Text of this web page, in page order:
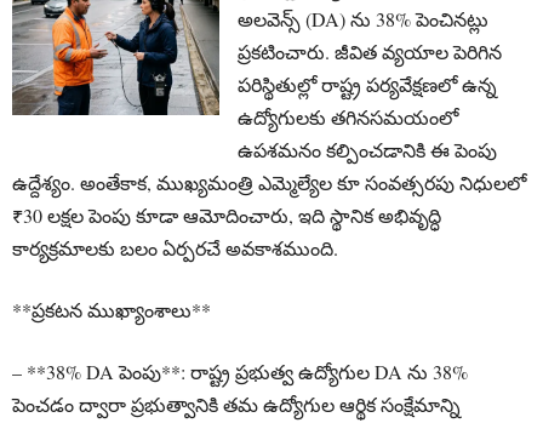
అలవెన్స్ (DA) ను 38% పెంచినట్లు
ప్రకటించారు. జీవిత వ్యయాల పెరిగిన
పరిస్థితుల్లో రాష్ట్ర పర్యవేక్షణలో ఉన్న
ఉద్యోగులకు తగినసమయంలో
ఉపశమనం కల్పించడానికి ఈ పెంపు
ఉద్దేశ్యం. అంతేకాక, ముఖ్యమంత్రి ఎమ్మెల్యేల కూ సంవత్సరపు నిధులలో
₹30 లక్షల పెంపు కూడా ఆమోదించారు, ఇది స్థానిక అభివృద్ధి
కార్యక్రమాలకు బలం ఏర్పరచే అవకాశముంది.
**ప్రకటన ముఖ్యాంశాలు**
– **38% DA పెంపు**: రాష్ట్ర ప్రభుత్వ ఉద్యోగుల DA ను 38%
పెంచడం ద్వారా ప్రభుత్వానికి తమ ఉద్యోగుల ఆర్థిక సంక్షేమాన్ని